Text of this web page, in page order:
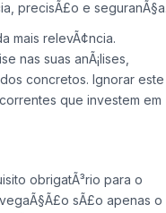
sites e utilizadores
precisÃ£o e seguranÃ§a.
mais relevÃ¢ncia.
nas suas anÃ¡lises,
concretos. Ignorar este
que investem em
obrigatÃ³rio para o